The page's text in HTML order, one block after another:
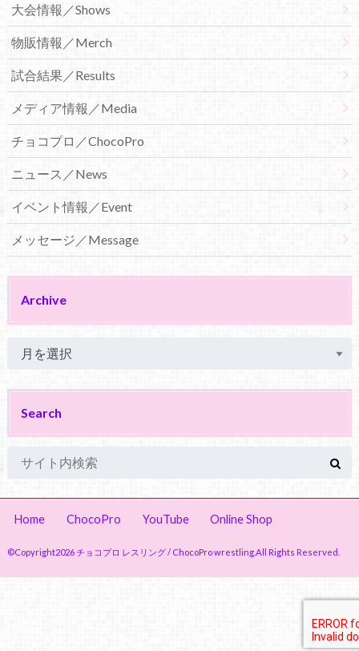
大会情報／Shows
物販情報／Merch
試合結果／Results
メディア情報／Media
チョコプロ／ChocoPro
ニュース／News
イベント情報／Event
メッセージ／Message
Archive
Search
Home ChocoPro YouTube Online Shop
©Copyright2026チョコプロ レスリング / ChocoPro wrestling.All Rights Reserved.